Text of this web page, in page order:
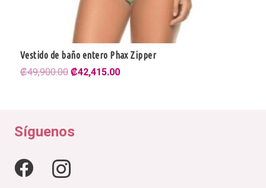
Vestido de baño entero Phax Zipper
₡49,900.00El
₡49,900.00.
₡42,415.00El
Síguenos